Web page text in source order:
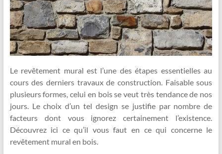
Le revêtement mural est l’une des étapes essentielles au
cours des derniers travaux de construction. Faisable sous
plusieurs formes, celui en bois se veut très tendance de nos
jours. Le choix d’un tel design se justifie par nombre de
facteurs dont vous ignorez certainement l’existence.
Découvrez ici ce qu’il vous faut en ce qui concerne le
revêtement mural en bois.